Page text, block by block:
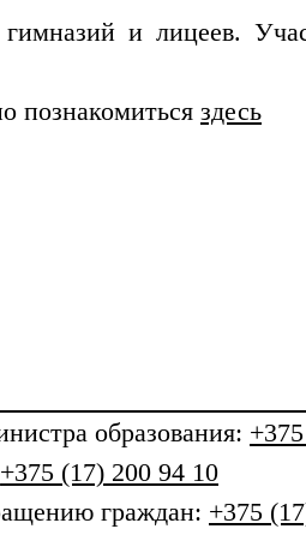
и лицеев.
познакомиться здесь
образования:
+375 (17) 200 94 10
граждан: +375